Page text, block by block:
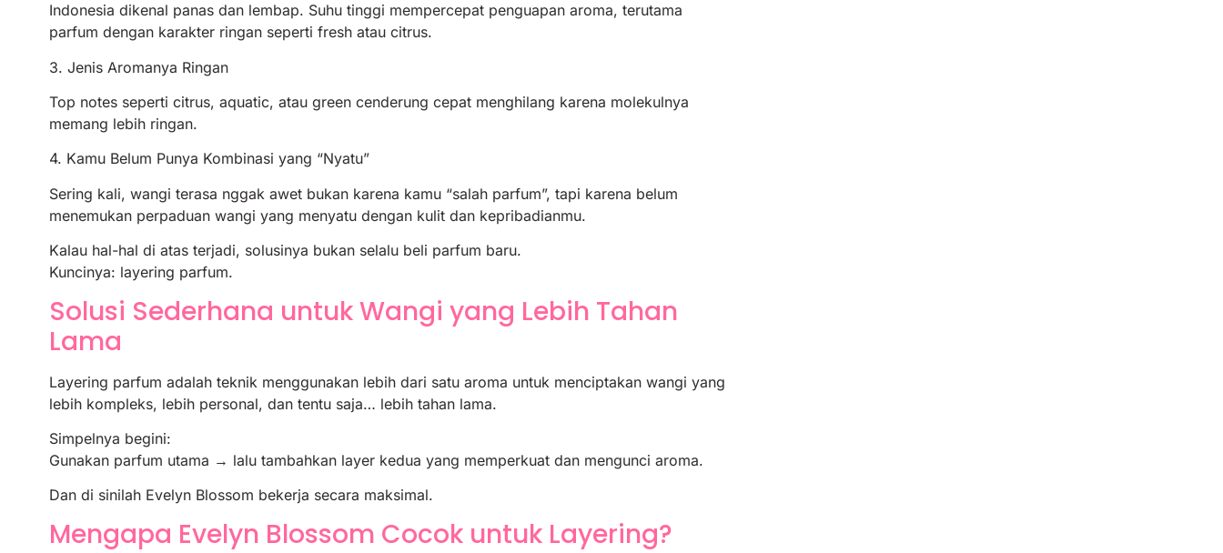
Indonesia dikenal panas dan lembap. Suhu tinggi mempercepat penguapan aroma, terutama
parfum dengan karakter ringan seperti fresh atau citrus.
3. Jenis Aromanya Ringan
Top notes seperti citrus, aquatic, atau green cenderung cepat menghilang karena molekulnya
memang lebih ringan.
4. Kamu Belum Punya Kombinasi yang “Nyatu”
Sering kali, wangi terasa nggak awet bukan karena kamu “salah parfum”, tapi karena belum
menemukan perpaduan wangi yang menyatu dengan kulit dan kepribadianmu.
Kalau hal-hal di atas terjadi, solusinya bukan selalu beli parfum baru.
Kuncinya: layering parfum.
Solusi Sederhana untuk Wangi yang Lebih Tahan
Lama
Layering parfum adalah teknik menggunakan lebih dari satu aroma untuk menciptakan wangi yang
lebih kompleks, lebih personal, dan tentu saja… lebih tahan lama.
Simpelnya begini:
Gunakan parfum utama → lalu tambahkan layer kedua yang memperkuat dan mengunci aroma.
Dan di sinilah Evelyn Blossom bekerja secara maksimal.
Mengapa Evelyn Blossom Cocok untuk Layering?